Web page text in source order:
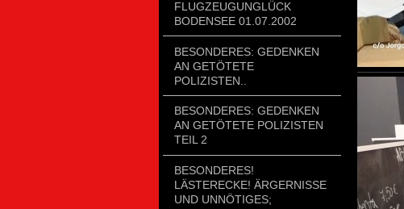
FLUGZEUGUNGLÜCK
BODENSEE 01.07.2002
BESONDERES: GEDENKEN
AN GETÖTETE
POLIZISTEN..
BESONDERES: GEDENKEN
AN GETÖTETE POLIZISTEN
TEIL 2
BESONDERES!
LÄSTERECKE! ÄRGERNISSE
UND UNNÖTIGES;